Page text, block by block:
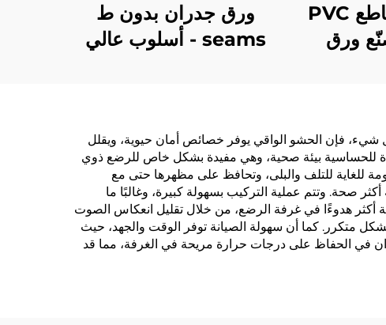
قاعدة قماش متقاطع PVC
ورق
ورق جدران بدون ط
seams - أسلوب عالي
جدران لجميع أنحاء المنزل،
بالجملة من المصنع المصدر
شيء، فإن الحشو الواقي يوفر خصائص أمان حيوية، ويقلل
للحساسية بيئة صحية، وهي مفيدة بشكل خاص للرضع ذوي
للغاية للتلف والبلى، وتحافظ على مظهرها حتى مع
صحة. وتتم عملية التركيب بسهولة كبيرة، وغالبًا ما
أكثر هدوءًا في غرفة الرضع، من خلال تقليل انعكاس الصوت
متكرر. كما أن سهولة الصيانة توفر الوقت والجهد، حيث
في الحفاظ على درجات حرارة مريحة في الغرفة، مما قد